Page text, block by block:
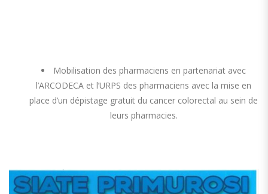
Mobilisation des pharmaciens en partenariat avec
l’ARCODECA et l’URPS des pharmaciens avec la mise en
place d’un dépistage gratuit du cancer colorectal au sein de
leurs pharmacies.